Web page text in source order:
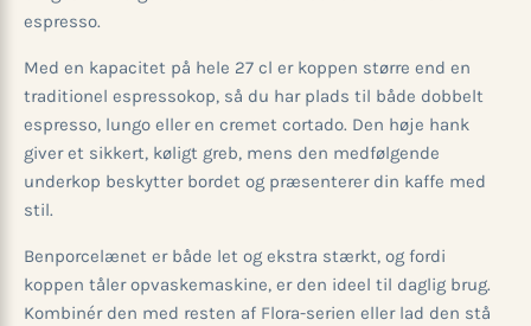
espresso.
Med en kapacitet på hele 27 cl er koppen større end en
traditionel espressokop, så du har plads til både dobbelt
espresso, lungo eller en cremet cortado. Den høje hank
giver et sikkert, køligt greb, mens den medfølgende
underkop beskytter bordet og præsenterer din kaffe med
stil.
Benporcelænet er både let og ekstra stærkt, og fordi
koppen tåler opvaskemaskine, er den ideel til daglig brug.
Kombinér den med resten af Flora-serien eller lad den stå